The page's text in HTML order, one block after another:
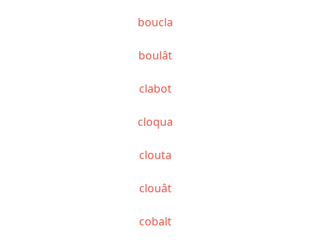
boucla
boulât
clabot
cloqua
clouta
clouât
cobalt